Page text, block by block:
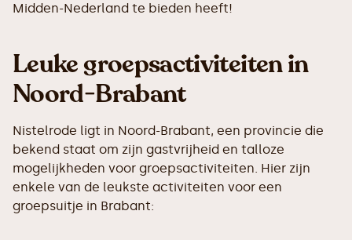
Midden-Nederland te bieden heeft!
Leuke groepsactiviteiten in
Noord-Brabant
Nistelrode ligt in Noord-Brabant, een provincie die
bekend staat om zijn gastvrijheid en talloze
mogelijkheden voor groepsactiviteiten. Hier zijn
enkele van de leukste activiteiten voor een
groepsuitje in Brabant: